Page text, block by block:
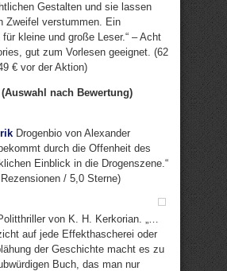
Gestalten und sie lassen
Zweifel verstummen. Ein
für kleine und große Leser.“ – Acht
gut zum Vorlesen geeignet. (62
€ vor der Aktion)
nach Bewertung)
Drogenbio von Alexander
durch die Offenheit des
Einblick in die Drogenszene.“
/ 5,0 Sterne)
von K. H. Kerkorian. „…
auf jede Effekthascherei oder
der Geschichte macht es zu
Buch, das man nur